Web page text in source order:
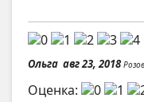
Ольга авг 23, 2018
Оценка: